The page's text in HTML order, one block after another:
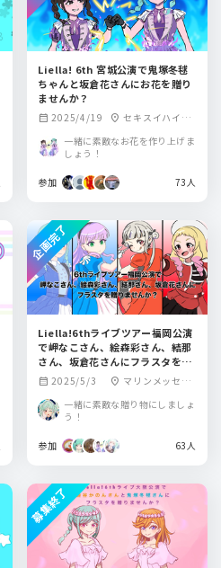
Liella! 6th 宮城公演で鬼塚冬毬
ちゃんと坂倉花さんにお花を贈り
ませんか？
calendar_month 2025/4/19 location_on セキスイハイム
一緒に素敵なお花を作り上げま
しょう！
参加 73人
Liella!6thライブツアー福岡公演
で岬なこさん、絵森彩さん、結那
さん、坂倉花さんにフラスタを贈
りませんか？
calendar_month 2025/5/3 location_on マリンメッセ福
一緒に素敵な贈り物にしましょ
う！
参加 63人
企画完了
募集終了